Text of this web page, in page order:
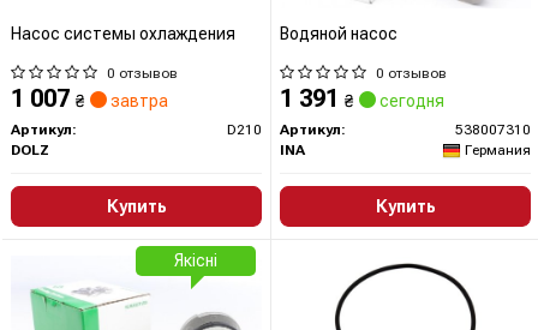
Насос системы охлаждения
0 отзывов
1 007 ₴ завтра
Артикул:
D210
DOLZ
Купить
Водяной насос
0 отзывов
1 391 ₴ сегодня
Артикул:
538007310
INA
Германия
Купить
Якісні